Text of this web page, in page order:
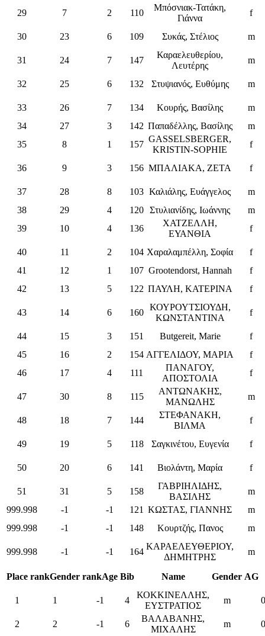
29 7 2 110
Μπόσνιακ-Τατάκη,
Γιάννα
f
30 23 6 109 Συκάς, Στέλιος m
31 24 7 147
Καραελευθερίου,
Λευτέρης
m
32 25 6 132 Στυψιανός, Ευθύμης m
33 26 7 134 Κουρής, Βασίλης
m
34
27 3 142 Παπαδέλλης, Βασίλης
m
35
8 1 157
GASSELSBERGER,
KRISTIN-SOPHIE
f
36 9 3 156 ΜΠΑΛΙΑΚΑ, ΖΕΤΑ f
37 28 8 103 Καλιάλης, Ευάγγελος
m
38
29 4 120 Στυλιανίδης, Ιωάννης
m
39
10 4 136
ΧΑΤΖΕΛΛΗ,
ΕΥΑΝΘΙΑ
f
40 11 2 104 Χαραλαμπέλλη, Σοφία
f
41
12 1 107 Grootendorst, Hannah
f
42
13 5 122 ΠΑΥΛΗ, ΚΑΤΕΡΙΝΑ f
43 14 6 160
ΚΟΥΡΟΥΤΣΙΟΥΔΗ,
ΚΩΝΣΤΑΝΤΙΝΑ
f
44 15 3 151 Butgereit, Marie
f
45
16 2 154 ΑΓΓΕΛΙΔΟΥ, ΜΑΡΙΑ
f
46
17 4 111
ΠΑΝΑΓΟΥ,
ΑΠΟΣΤΟΛΙΑ
f
47 30 8 115
ΑΝΤΩΝΑΚΗΣ,
ΜΑΝΩΛΗΣ
m
48 18 7 144
ΣΤΕΦΑΝΑΚΗ,
ΒΙΛΜΑ
f
49 19 5 118 Σαγκινέτου, Ευγενία f
50 20 6 141 Βιολάντη, Μαρία f
51 31 5 158
ΓΑΒΡΙΗΛΙΔΗΣ,
ΒΑΣΙΛΗΣ
m
999.998
-1 -1 121 ΚΩΣΤΑΣ, ΓΙΑΝΝΗΣ
m
999.998
-1 -1 148 Κουρτζής, Πανος m
999.998 -1 -1 164
ΚΑΡΑΕΛΕΥΘΕΡΙΟΥ,
ΔΗΜΗΤΡΗΣ
m
Place rankGender rankAge Bib Name Gender AG
1 1 -1 4
ΚΟΚΚΙΝΕΛΛΗΣ,
ΕΥΣΤΡΑΤΙΟΣ
m
2 2 -1 6
ΒΑΛΑΒΑΝΗΣ,
ΜΙΧΑΛΗΣ
m